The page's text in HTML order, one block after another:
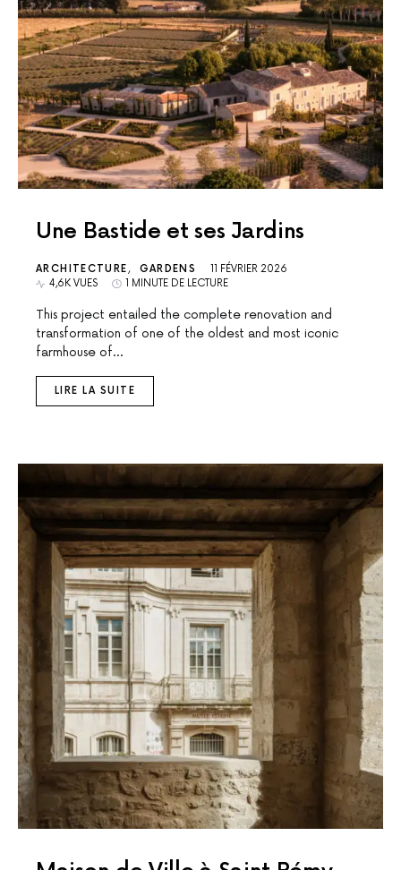
Une Bastide et ses Jardins
ARCHITECTURE GARDENS
11 FÉVRIER 2026
4,6K VUES
1 MINUTE DE LECTURE
This project entailed the complete renovation and
transformation of one of the oldest and most iconic
farmhouse of…
LIRE LA SUITE